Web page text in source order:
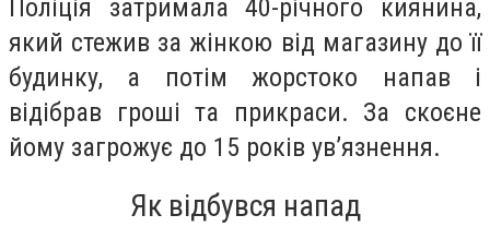
Поліція затримала 40-річного киянина,
який стежив за жінкою від магазину до її
будинку, а потім жорстоко напав і
відібрав гроші та прикраси. За скоєне
йому загрожує до 15 років ув’язнення.
Як відбувся напад